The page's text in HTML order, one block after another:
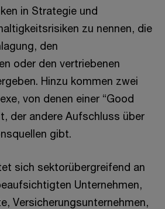
in Strategie und
zu nennen, die
den
oder den vertriebenen
Hinzu kommen zwei
von denen einer “Good
der andere Aufschluss über
gibt.
sich sektorübergreifend an
Unternehmen,
Versicherungsunternehmen,